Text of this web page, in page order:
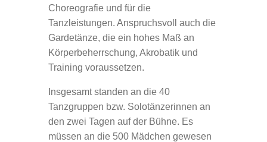
Choreografie und für die
Tanzleistungen. Anspruchsvoll auch die
Gardetänze, die ein hohes Maß an
Körperbeherrschung, Akrobatik und
Training voraussetzen.
Insgesamt standen an die 40
Tanzgruppen bzw. Solotänzerinnen an
den zwei Tagen auf der Bühne. Es
müssen an die 500 Mädchen gewesen